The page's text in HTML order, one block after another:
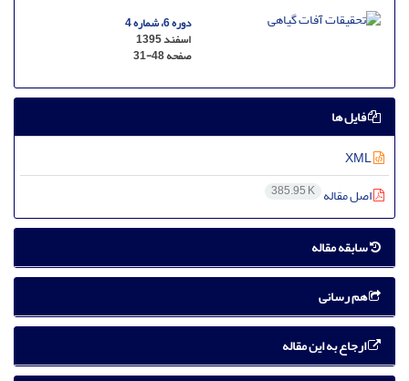
دوره 6، شماره 4
اسفند 1395
صفحه31-48
فایل ها
اصل مقاله 385.95 K
سابقه مقاله
هم رسانی
ارجاع به این مقاله